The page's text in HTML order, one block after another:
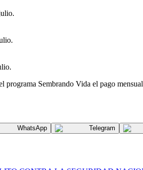
programa Sembrando Vida el pago
WhatsApp Telegram